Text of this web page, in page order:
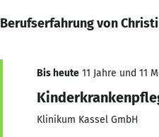
Berufserfahrung von
Bis heute 11 Jahre und 11
Klinikum Kassel GmbH